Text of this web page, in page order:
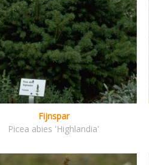
Fijnspar
Picea abies 'Highlandia'